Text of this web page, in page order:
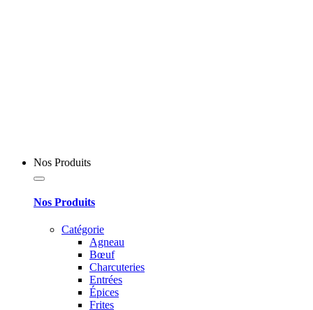
Nos Produits
Nos Produits
Catégorie
Agneau
Bœuf
Charcuteries
Entrées
Épices
Frites